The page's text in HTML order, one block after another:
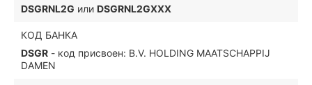
DSGRNL2G или DSGRNL2GXXX
КОД БАНКА
DSGR - код присвоен: B.V. HOLDING MAATSCHAPPIJ
DAMEN